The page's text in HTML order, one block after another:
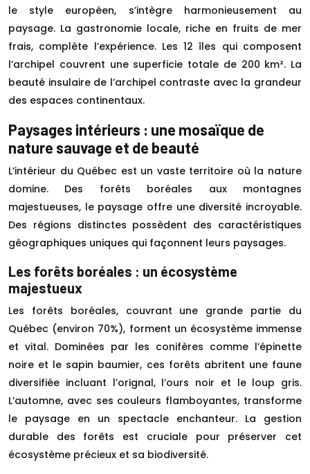
le style européen, s’intègre harmonieusement au
paysage. La gastronomie locale, riche en fruits de mer
frais, complète l’expérience. Les 12 îles qui composent
l’archipel couvrent une superficie totale de 200 km². La
beauté insulaire de l’archipel contraste avec la grandeur
des espaces continentaux.
Paysages intérieurs : une mosaïque de
nature sauvage et de beauté
L’intérieur du Québec est un vaste territoire où la nature
domine. Des forêts boréales aux montagnes
majestueuses, le paysage offre une diversité incroyable.
Des régions distinctes possèdent des caractéristiques
géographiques uniques qui façonnent leurs paysages.
Les forêts boréales : un écosystème
majestueux
Les forêts boréales, couvrant une grande partie du
Québec (environ 70%), forment un écosystème immense
et vital. Dominées par les conifères comme l’épinette
noire et le sapin baumier, ces forêts abritent une faune
diversifiée incluant l’orignal, l’ours noir et le loup gris.
L’automne, avec ses couleurs flamboyantes, transforme
le paysage en un spectacle enchanteur. La gestion
durable des forêts est cruciale pour préserver cet
écosystème précieux et sa biodiversité.